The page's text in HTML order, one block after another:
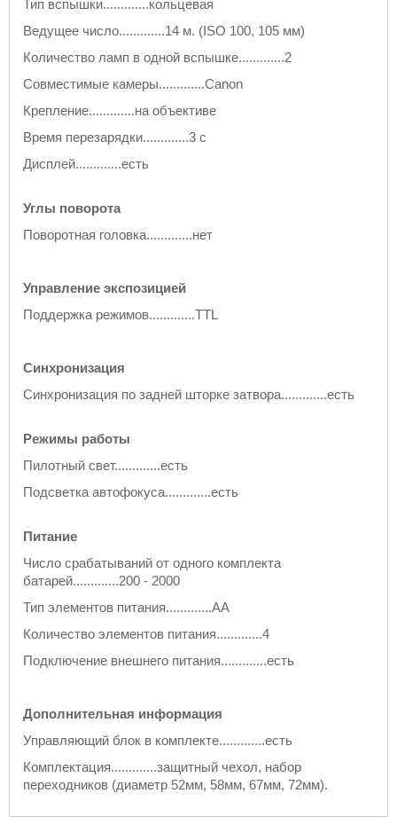
Тип вспышки.............кольцевая
Ведущее число.............14 м. (ISO 100, 105 мм)
Количество ламп в одной вспышке.............2
Совместимые камеры.............Canon
Крепление.............на объективе
Время перезарядки.............3 c
Дисплей.............есть
Углы поворота
Поворотная головка.............нет
Управление экспозицией
Поддержка режимов.............TTL
Синхронизация
Синхронизация по задней шторке затвора.............есть
Режимы работы
Пилотный свет.............есть
Подсветка автофокуса.............есть
Питание
Число срабатываний от одного комплекта
батарей.............200 - 2000
Тип элементов питания.............AA
Количество элементов питания.............4
Подключение внешнего питания.............есть
Дополнительная информация
Управляющий блок в комплекте.............есть
Комплектация.............защитный чехол, набор
переходников (диаметр 52мм, 58мм, 67мм, 72мм).